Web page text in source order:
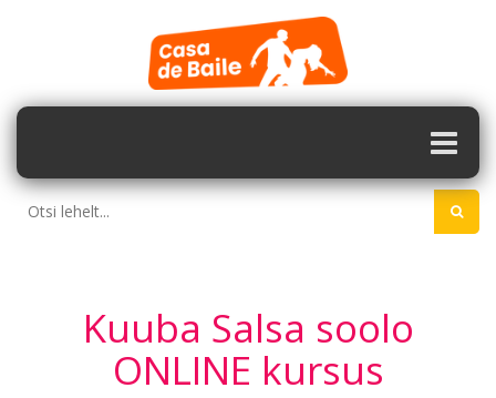
Kuuba Salsa soolo
ONLINE kursus